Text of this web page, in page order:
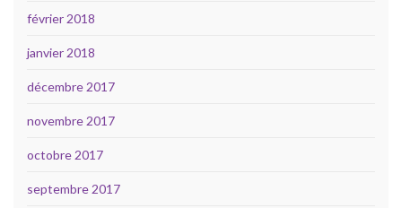
février 2018
janvier 2018
décembre 2017
novembre 2017
octobre 2017
septembre 2017